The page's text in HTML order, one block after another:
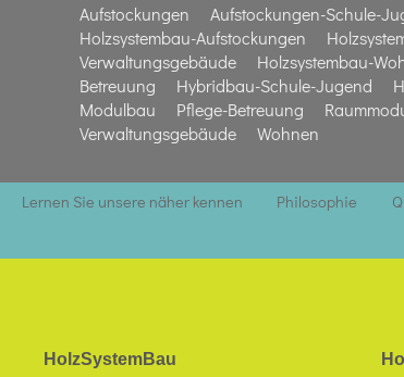
Aufstockungen Aufstockungen-Schule-
Holzsystembau-Aufstockungen
Verwaltungsgebäude
Holzsystembau-
Betreuung
Hybridbau-Schule-Jugend
Modulbau
Pflege-Betreuung
Verwaltungsgebäude
Wohnen
Lernen Sie unsere näher kennen Philosophie
HolzSystemBau